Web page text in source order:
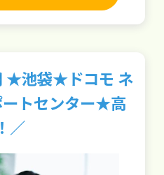
★池袋★ドコモ ネ
ートセンター★高
／